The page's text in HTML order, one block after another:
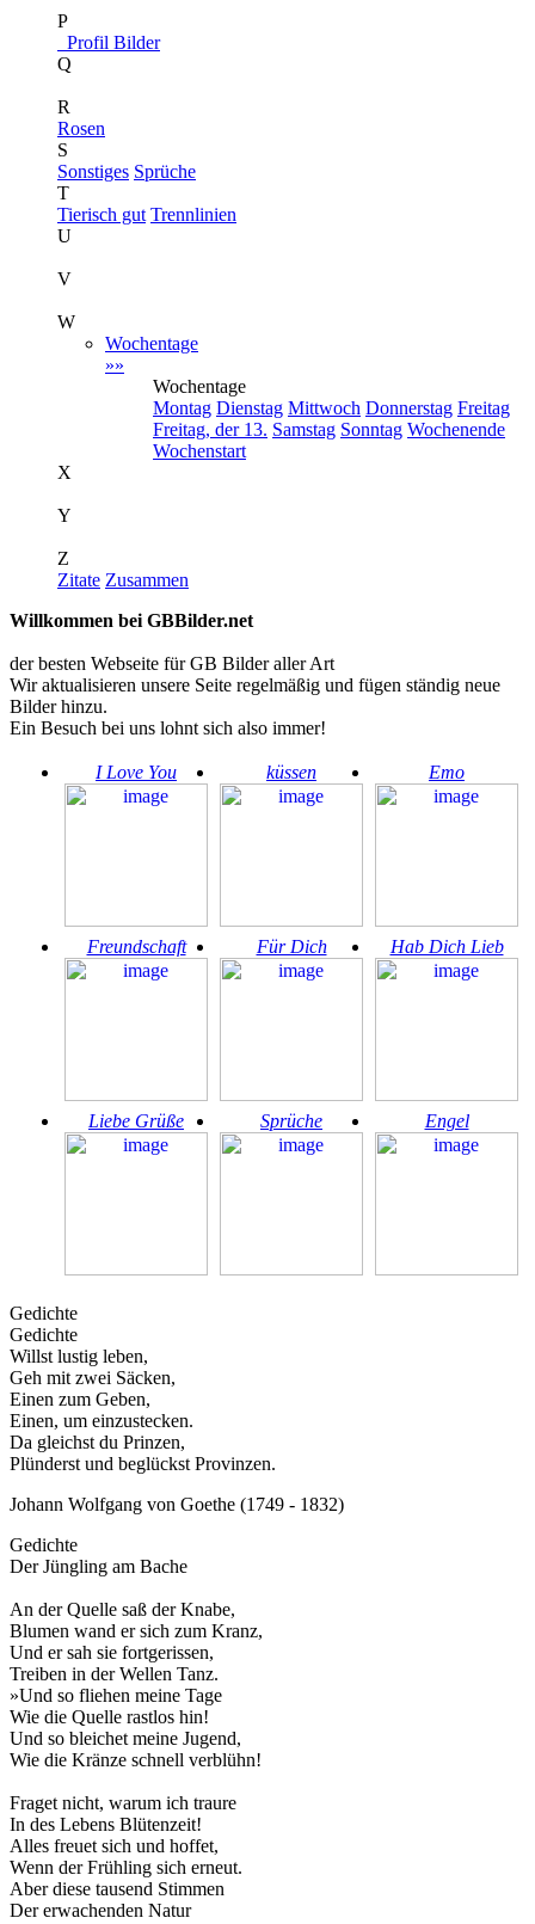
P
Profil Bilder
Q
R
Rosen
S
Sonstiges Sprüche
T
Tierisch gut Trennlinien
U
V
W
Wochentage
»»
Wochentage
Montag Dienstag Mittwoch Donnerstag Freitag
Freitag, der 13. Samstag Sonntag Wochenende
Wochenstart
X
Y
Z
Zitate Zusammen
Willkommen bei GBBilder.net
der besten Webseite für GB Bilder aller Art
Wir aktualisieren unsere Seite regelmäßig und fügen ständig neue
Bilder hinzu.
Ein Besuch bei uns lohnt sich also immer!
I Love You küssen Emo
Freundschaft Für Dich Hab Dich Lieb
Liebe Grüße Sprüche Engel
Gedichte
Gedichte
Willst lustig leben,
Geh mit zwei Säcken,
Einen zum Geben,
Einen, um einzustecken.
Da gleichst du Prinzen,
Plünderst und beglückst Provinzen.
Johann Wolfgang von Goethe (1749 - 1832)
Gedichte
Der Jüngling am Bache
An der Quelle saß der Knabe,
Blumen wand er sich zum Kranz,
Und er sah sie fortgerissen,
Treiben in der Wellen Tanz.
»Und so fliehen meine Tage
Wie die Quelle rastlos hin!
Und so bleichet meine Jugend,
Wie die Kränze schnell verblühn!
Fraget nicht, warum ich traure
In des Lebens Blütenzeit!
Alles freuet sich und hoffet,
Wenn der Frühling sich erneut.
Aber diese tausend Stimmen
Der erwachenden Natur